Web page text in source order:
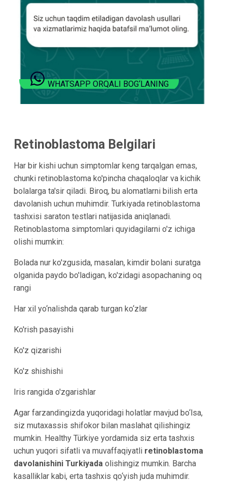
WHATSAPP ORQALI BOG‘LANING
Retinoblastoma Belgilari
Har bir kishi uchun simptomlar keng tarqalgan emas,
chunki retinoblastoma ko'pincha chaqaloqlar va kichik
bolalarga ta'sir qiladi. Biroq, bu alomatlarni bilish erta
davolanish uchun muhimdir. Turkiyada retinoblastoma
tashxisi saraton testlari natijasida aniqlanadi.
Retinoblastoma simptomlari quyidagilarni o'z ichiga
olishi mumkin:
Bolada nur ko'zgusida, masalan, kimdir bolani suratga
olganida paydo bo'ladigan, ko'zidagi asopachaning oq
rangi
Har xil yo‘nalishda qarab turgan ko‘zlar
Ko'rish pasayishi
Ko'z qizarishi
Ko'z shishishi
Iris rangida o'zgarishlar
Agar farzandingizda yuqoridagi holatlar mavjud bo‘lsa,
siz mutaxassis shifokor bilan maslahat qilishingiz
mumkin. Healthy Türkiye yordamida siz erta tashxis
uchun yuqori sifatli va muvaffaqiyatli retinoblastoma
davolanishini Turkiyadaolishingiz mumkin. Barcha
kasalliklar kabi, erta tashxis qo‘yish juda muhimdir.